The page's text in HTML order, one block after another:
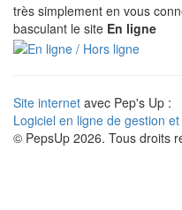
très simplement en vous
basculant le site En ligne
Site internet avec Pep's Up :
Logiciel en ligne de gestion
© PepsUp 2026. Tous droits